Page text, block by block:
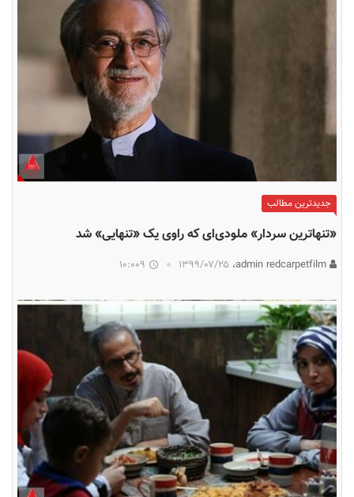
جدیدترین مطالب
«تنهاترین سردار» ملودی‌ای که راوی یک «تنهایی» شد
۱۳۹۹/۰۷/۲۵ 10:009